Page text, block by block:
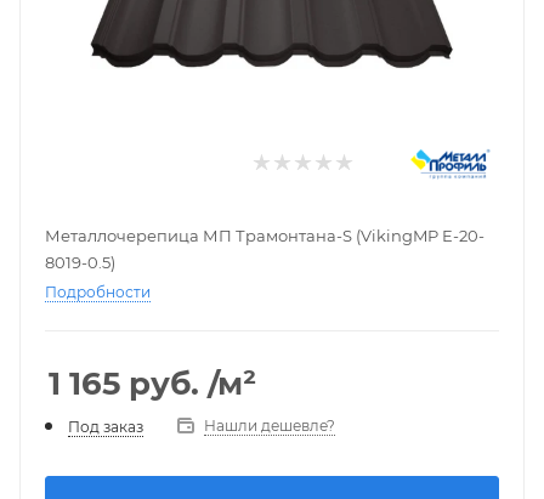
Металлочерепица МП Трамонтана-S (VikingMP E-20-
8019-0.5)
Подробности
1 165 руб. /м²
Под заказ Нашли дешевле?